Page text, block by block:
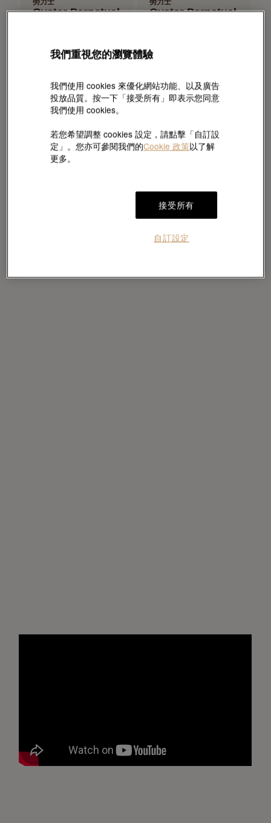
勞力士
Oyster Perpetual
HKD 57,000
勞力士
Oyster Perpetual
HKD 51,700
載入更多
我們重視您的瀏覽體驗
我們使用 cookies 來優化網站功能、以及廣告
投放品質。按一下「接受所有」即表示您同意
我們使用 cookies。
若您希望調整 cookies 設定，請點擊「自訂設
定」。您亦可參閱我們的Cookie 政策以了解
更多。
接受所有
自訂設定